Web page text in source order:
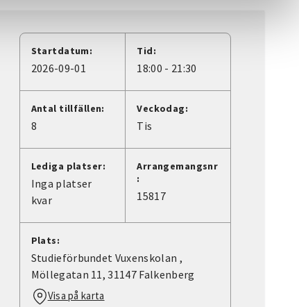
Startdatum:
2026-09-01
Tid:
18:00 - 21:30
Antal tillfällen:
8
Veckodag:
Tis
Lediga platser:
Inga platser
kvar
Arrangemangsnr
:
15817
Plats:
Studieförbundet Vuxenskolan ,
Möllegatan 11, 31147 Falkenberg
Visa på karta